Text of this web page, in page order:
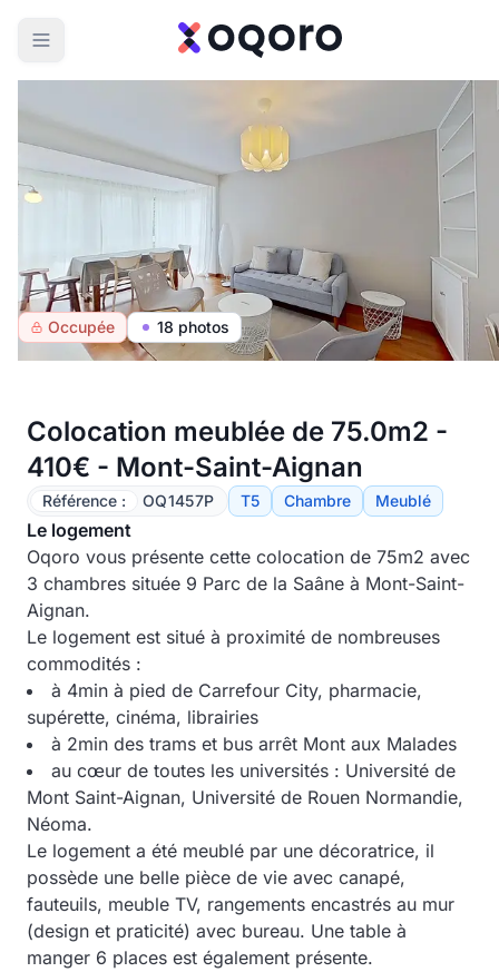
Occupée 18 photos
Colocation meublée de 75.0m2 -
410€ - Mont-Saint-Aignan
Référence : OQ1457P T5 Chambre Meublé
Le logement
Oqoro vous présente cette colocation de 75m2 avec
3 chambres située 9 Parc de la Saâne à Mont-Saint-
Aignan.
Le logement est situé à proximité de nombreuses
commodités :
à 4min à pied de Carrefour City, pharmacie,
supérette, cinéma, librairies
à 2min des trams et bus arrêt Mont aux Malades
au cœur de toutes les universités : Université de
Mont Saint-Aignan, Université de Rouen Normandie,
Néoma.
Le logement a été meublé par une décoratrice, il
possède une belle pièce de vie avec canapé,
fauteuils, meuble TV, rangements encastrés au mur
(design et praticité) avec bureau. Une table à
manger 6 places est également présente.